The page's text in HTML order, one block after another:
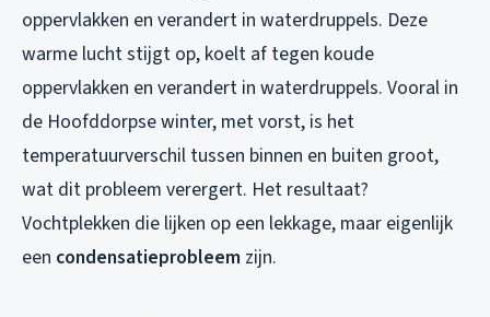
oppervlakken en verandert in waterdruppels. Deze
warme lucht stijgt op, koelt af tegen koude
oppervlakken en verandert in waterdruppels. Vooral in
de Hoofddorpse winter, met vorst, is het
temperatuurverschil tussen binnen en buiten groot,
wat dit probleem verergert. Het resultaat?
Vochtplekken die lijken op een lekkage, maar eigenlijk
een condensatieprobleem zijn.